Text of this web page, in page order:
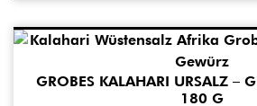
GROBES KALAHARI URSALZ –
80 G